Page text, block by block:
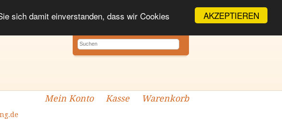
AKZEPTIEREN
sich damit einverstanden, dass wir Cookies
Mein Konto Kasse Warenkorb